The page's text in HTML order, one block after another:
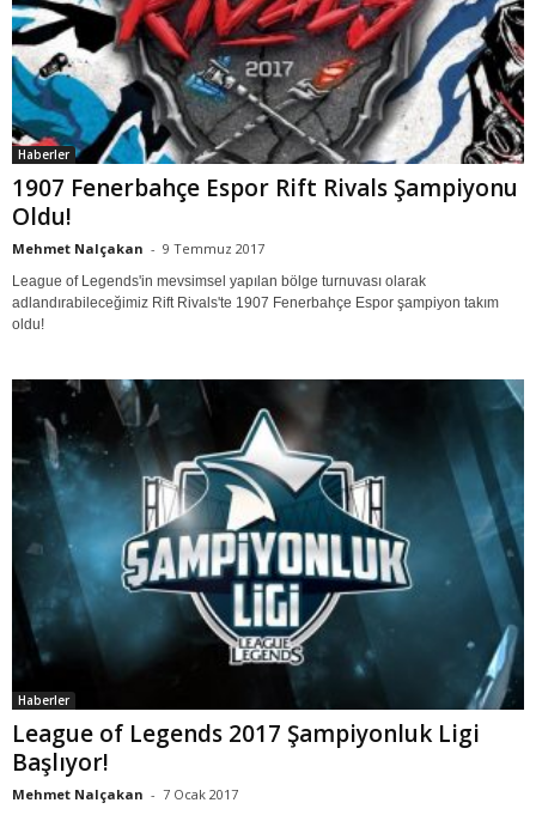
Haberler
1907 Fenerbahçe Espor Rift Rivals Şampiyonu
Oldu!
Mehmet Nalçakan - 9 Temmuz 2017
League of Legends'in mevsimsel yapılan bölge turnuvası olarak
adlandırabileceğimiz Rift Rivals'te 1907 Fenerbahçe Espor şampiyon takım
oldu!
Haberler
League of Legends 2017 Şampiyonluk Ligi
Başlıyor!
Mehmet Nalçakan - 7 Ocak 2017